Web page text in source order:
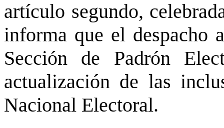
artículo segundo,
informa que el despacho
Sección de Padrón
actualización de las
Nacional Electoral.